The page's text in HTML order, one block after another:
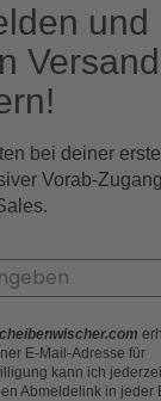
und
Versand
bei deiner
Vorab-
E-Mail-Adresse für
kann ich
Abmeldelink in jeder